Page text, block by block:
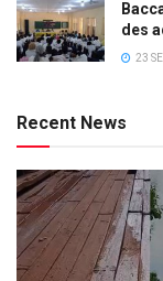
des
23
Recent News